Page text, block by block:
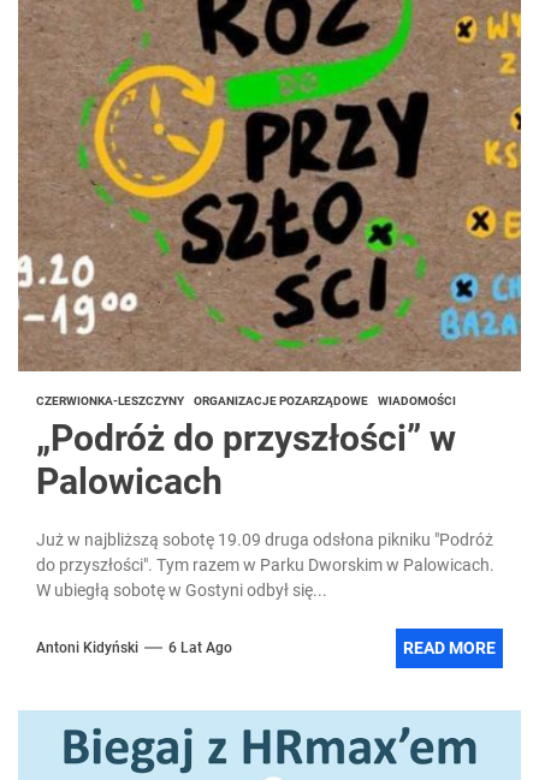
CZERWIONKA-LESZCZYNY ORGANIZACJE POZARZĄDOWE WIADOMOŚCI
„Podróż do przyszłości” w
Palowicach
Już w najbliższą sobotę 19.09 druga odsłona pikniku "Podróż
do przyszłości". Tym razem w Parku Dworskim w Palowicach.
W ubiegłą sobotę w Gostyni odbył się...
Antoni Kidyński 6 Lat Ago READ MORE